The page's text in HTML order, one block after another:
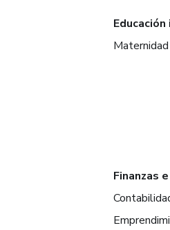
Maternidad
Finanzas